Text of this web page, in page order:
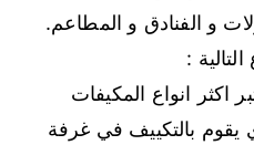
و الفنادق و المطاعم.
:
اكثر انواع المكيفات
يقوم بالتكييف في غرفة